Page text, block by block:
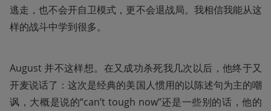
逃走，也不会开自卫模式，更不会退战局。我相信我能从这
样的战斗中学到很多。
August 并不这样想。在又成功杀死我几次以后，他终于又
开麦说话了：这次是经典的美国人惯用的以陈述句为主的嘲
讽，大概是说的“can’t tough now”还是一些别的话，他的